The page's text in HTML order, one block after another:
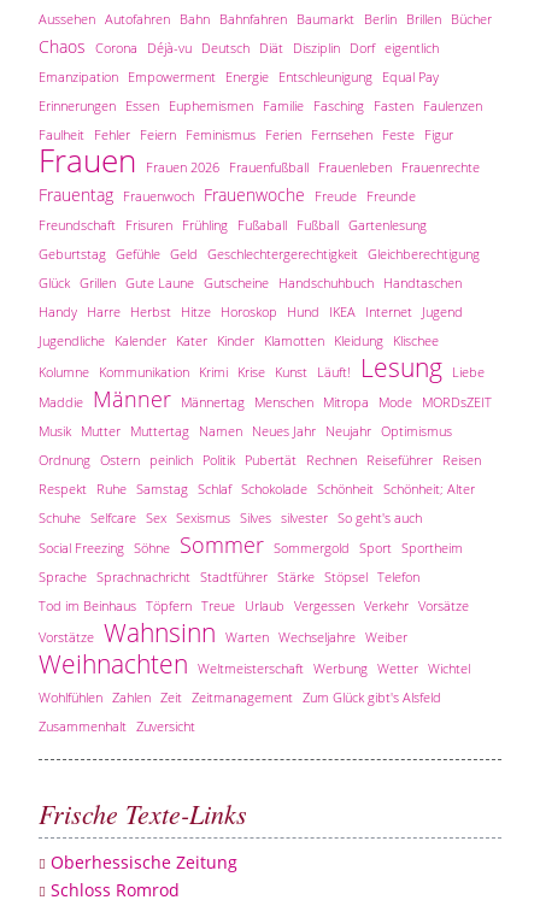
Aussehen Autofahren Bahn Bahnfahren Baumarkt Berlin Brillen Bücher
Chaos Corona Déjà-vu Deutsch Diät Disziplin Dorf eigentlich
Emanzipation Empowerment Energie Entschleunigung Equal Pay
Erinnerungen Essen Euphemismen Familie Fasching Fasten Faulenzen
Faulheit Fehler Feiern Feminismus Ferien Fernsehen Feste Figur
Frauen Frauen 2026 Frauenfußball Frauenleben Frauenrechte
Frauentag Frauenwoch Frauenwoche Freude Freunde
Freundschaft Frisuren Frühling Fußaball Fußball Gartenlesung
Geburtstag Gefühle Geld Geschlechtergerechtigkeit Gleichberechtigung
Glück Grillen Gute Laune Gutscheine Handschuhbuch Handtaschen
Handy Harre Herbst Hitze Horoskop Hund IKEA Internet Jugend
Jugendliche Kalender Kater Kinder Klamotten Kleidung Klischee
Kolumne Kommunikation Krimi Krise Kunst Läuft! Lesung Liebe
Maddie Männer Männertag Menschen Mitropa Mode MORDsZEIT
Musik Mutter Muttertag Namen Neues Jahr Neujahr Optimismus
Ordnung Ostern peinlich Politik Pubertät Rechnen Reiseführer Reisen
Respekt Ruhe Samstag Schlaf Schokolade Schönheit Schönheit; Alter
Schuhe Selfcare Sex Sexismus Silves silvester So geht's auch
Social Freezing Söhne Sommer Sommergold Sport Sportheim
Sprache Sprachnachricht Stadtführer Stärke Stöpsel Telefon
Tod im Beinhaus Töpfern Treue Urlaub Vergessen Verkehr Vorsätze
Vorstätze Wahnsinn Warten Wechseljahre Weiber
Weihnachten Weltmeisterschaft Werbung Wetter Wichtel
Wohlfühlen Zahlen Zeit Zeitmanagement Zum Glück gibt's Alsfeld
Zusammenhalt Zuversicht
Frische Texte-Links
Oberhessische Zeitung
Schloss Romrod